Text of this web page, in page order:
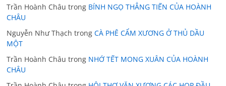
Trần Hoành Châu trong BÍNH NGỌ THẲNG TIẾN CỦA HOÀNH
CHÂU
Nguyễn Như Thạch trongCÀ PHÊ CẨM XƯƠNG Ở THỦ DẦU
MỘT
Trần Hoành Châu trong NHỚ TẾT MONG XUÂN CỦA HOÀNH
CHÂU